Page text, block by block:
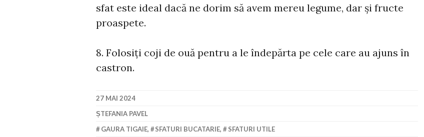
sfat este ideal dacă ne dorim să avem mereu legume, dar și fructe
proaspete.
8. Folosiți coji de ouă pentru a le îndepărta pe cele care au ajuns în
castron.
27 MAI 2024
ȘTEFANIA PAVEL
GAURA TIGAIE, SFATURI BUCATARIE, SFATURI UTILE